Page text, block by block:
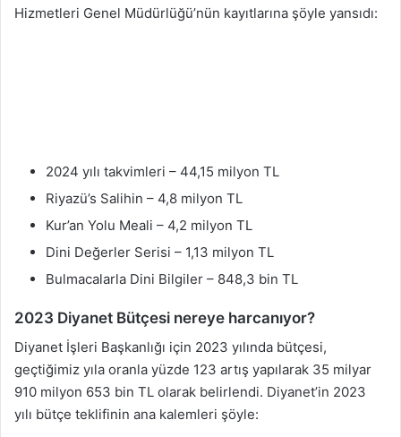
Hizmetleri Genel Müdürlüğü’nün kayıtlarına şöyle yansıdı:
2024 yılı takvimleri – 44,15 milyon TL
Riyazü’s Salihin – 4,8 milyon TL
Kur’an Yolu Meali – 4,2 milyon TL
Dini Değerler Serisi – 1,13 milyon TL
Bulmacalarla Dini Bilgiler – 848,3 bin TL
2023 Diyanet Bütçesi nereye harcanıyor?
Diyanet İşleri Başkanlığı için 2023 yılında bütçesi,
geçtiğimiz yıla oranla yüzde 123 artış yapılarak 35 milyar
910 milyon 653 bin TL olarak belirlendi. Diyanet’in 2023
yılı bütçe teklifinin ana kalemleri şöyle: